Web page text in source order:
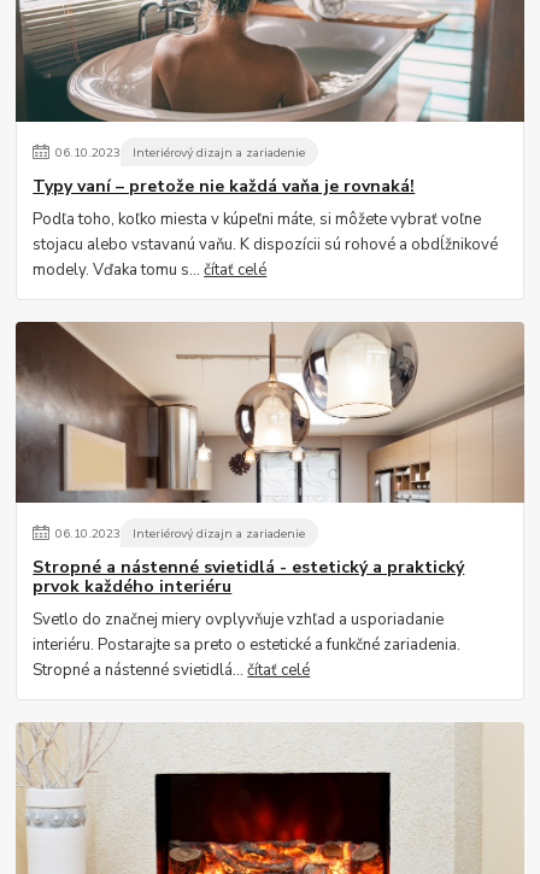
06.10.2023 Interiérový dizajn a zariadenie
Typy vaní – pretože nie každá vaňa je rovnaká!
Podľa toho, koľko miesta v kúpeľni máte, si môžete vybrať voľne
stojacu alebo vstavanú vaňu. K dispozícii sú rohové a obdĺžnikové
modely. Vďaka tomu s...čítať celé
06.10.2023 Interiérový dizajn a zariadenie
Stropné a nástenné svietidlá - estetický a praktický
prvok každého interiéru
Svetlo do značnej miery ovplyvňuje vzhľad a usporiadanie
interiéru. Postarajte sa preto o estetické a funkčné zariadenia.
Stropné a nástenné svietidlá...čítať celé